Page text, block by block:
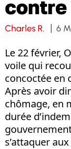
contre
Charles R. 6
Le 22 février,
voile qui
concoctée en
Après avoir
chômage, en
durée
s’attaquer